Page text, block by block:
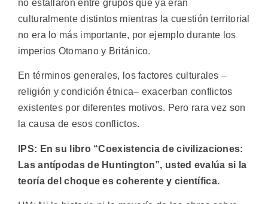
no estallaron entre grupos que ya eran
culturalmente distintos mientras la cuestión territorial
no era lo más importante, por ejemplo durante los
imperios Otomano y Británico.
En términos generales, los factores culturales –
religión y condición étnica– exacerban conflictos
existentes por diferentes motivos. Pero rara vez son
la causa de esos conflictos.
IPS: En su libro “Coexistencia de civilizaciones:
Las antípodas de Huntington”, usted evalúa si la
teoría del choque es coherente y científica.